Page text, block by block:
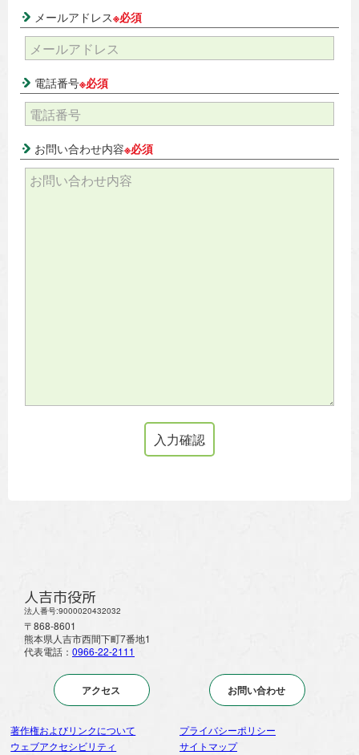
メールアドレス※必須
電話番号※必須
お問い合わせ内容※必須
人吉市役所
法人番号:9000020432032
〒868-8601
熊本県人吉市西間下町7番地1
代表電話： 0966-22-2111
アクセス お問い合わせ
著作権およびリンクについて
プライバシーポリシー
ウェブアクセシビリティ
サイトマップ